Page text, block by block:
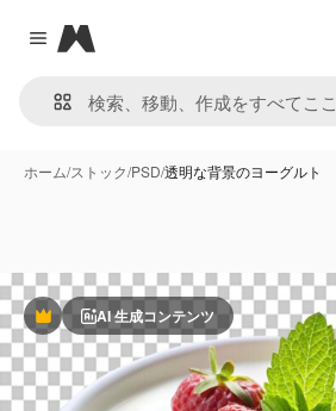
Close menu
Magnific
ホーム/ストック/PSD/透明な背景のヨーグルト
PremiumAI 生成コンテンツ